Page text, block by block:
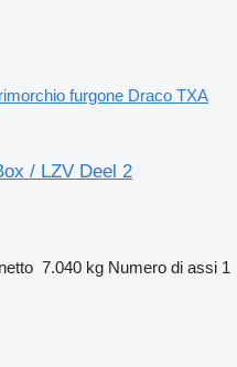
furgone Draco TXA
/ LZV Deel 2
7.040 kg Numero di assi 1